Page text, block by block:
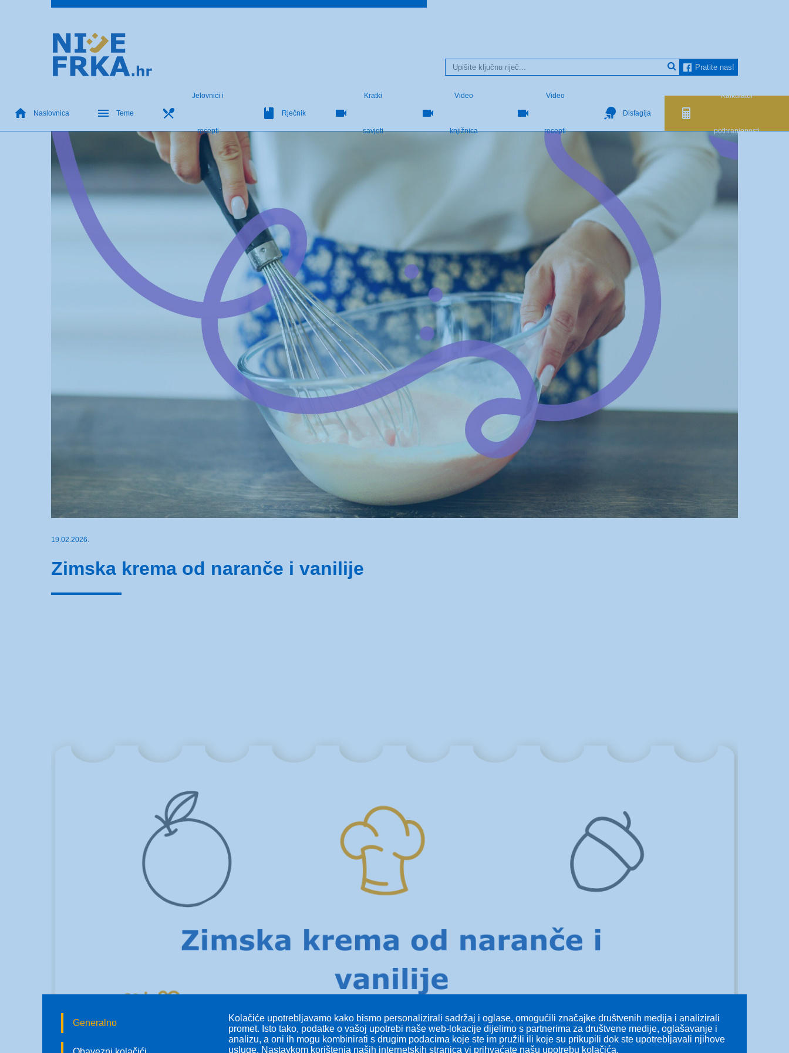
Pratite nas!
Naslovnica Teme
Jelovnici i
recepti
Rječnik
Kratki
savjeti
Video
knjižnica
Video
recepti
Disfagija
Kalkulator
pothranjenosti
19.02.2026.
Zimska krema od naranče i vanilije
Generalno
Kolačiće upotrebljavamo kako bismo personalizirali sadržaj i oglase, omogućili značajke društvenih medija i analizirali
promet. Isto tako, podatke o vašoj upotrebi naše web-lokacije dijelimo s partnerima za društvene medije, oglašavanje i
analizu, a oni ih mogu kombinirati s drugim podacima koje ste im pružili ili koje su prikupili dok ste upotrebljavali njihove
usluge. Nastavkom korištenja naših internetskih stranica vi prihvaćate našu upotrebu kolačića.